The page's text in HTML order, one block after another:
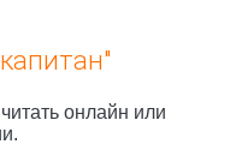
онлайн или